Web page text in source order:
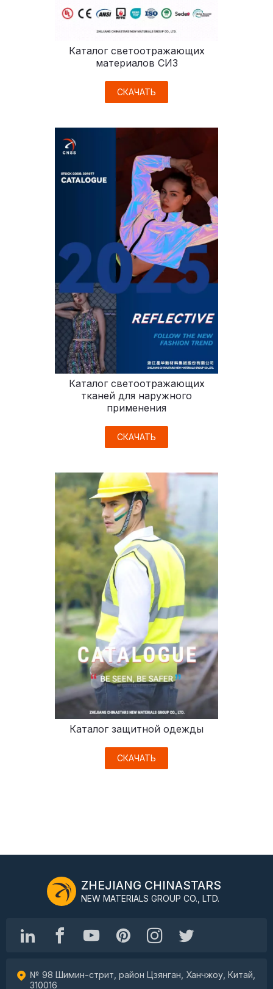
Каталог светоотражающих
материалов СИЗ
СКАЧАТЬ
Каталог светоотражающих
тканей для наружного
применения
СКАЧАТЬ
Каталог защитной одежды
СКАЧАТЬ
ZHEJIANG CHINASTARS
NEW MATERIALS GROUP CO., LTD.
№ 98 Шимин-стрит, район Цзянган, Ханчжоу, Китай,
310016